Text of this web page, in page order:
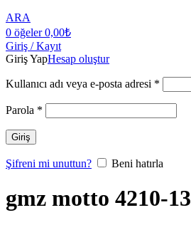
ARA
0 öğeler 0,00₺
Giriş / Kayıt
Giriş YapHesap oluştur
Kullanıcı adı veya e-posta adresi *
Parola *
Giriş
Şifreni mi unuttun? Beni hatırla
gmz motto 4210-13